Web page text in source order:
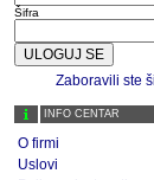
Šifra
Zaboravili ste
INFO CENTAR
O firmi
Uslovi